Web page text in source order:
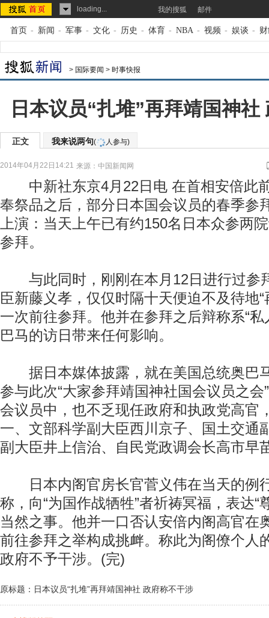
loading... 我的搜狐 邮件
首页 - 新闻 - 军事 - 文化 - 历史 - 体育 - NBA - 视频 - 娱谈 -
> 国际要闻 > 时事快报
日本议员“扎堆”再拜靖国神社
正文 我来说两句( 人参与)
2014年04月22日14:21 来源： 中国新闻网
中新社东京4月22日电 在首相安倍此
奉祭品之后，部分日本国会议员的春季参
上演：当天上午已有约150名日本众参两
参拜。
与此同时，刚刚在本月12日进行过参
臣新藤义孝，仅仅时隔十天便迫不及待地
一次前往参拜。他并在参拜之后辩称系“私
巴马的访日带来任何影响。
据日本媒体披露，就在美国总统奥巴
参与此次“大家参拜靖国神社国会议员之会
会议员中，也不乏现任政府和执政党高官
一、文部科学副大臣西川京子、国土交通
副大臣井上信治、自民党政调会长高市早
日本内阁官房长官菅义伟在当天的例
称，向“为国作战牺牲”者祈祷冥福，表达“
当然之事。他并一口否认安倍内阁高官在
前往参拜之举构成挑衅。称此为阁僚个人
政府不予干涉。(完)
原标题：日本议员“扎堆”再拜靖国神社 政府称不干涉